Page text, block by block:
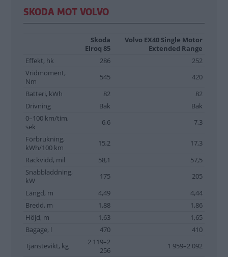
SKODA MOT VOLVO
Skoda
Elroq 85
Volvo EX40 Single Motor
Extended Range
Effekt, hk
286
252
Vridmoment,
Nm
545
420
Batteri, kWh
82
82
Drivning
Bak
Bak
0–100 km/tim,
sek
6,6
7,3
Förbrukning,
kWh/100 km
15,2
17,3
Räckvidd, mil
58,1
57,5
Snabbladdning,
kW
175
205
Längd, m
4,49
4,44
Bredd, m
1,88
1,86
Höjd, m
1,63
1,65
Bagage, l
470
410
Tjänstevikt, kg
2 119–2
256
1 959–2 092